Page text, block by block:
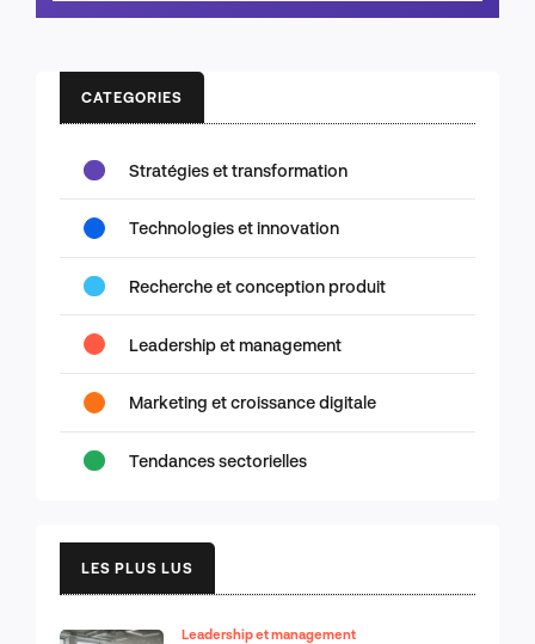
CATEGORIES
Stratégies et transformation
Technologies et innovation
Recherche et conception produit
Leadership et management
Marketing et croissance digitale
Tendances sectorielles
LES PLUS LUS
Leadership et management